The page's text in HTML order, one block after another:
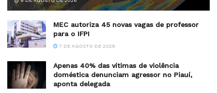
MEC autoriza 45 novas vagas de professor
para o IFPI
7 DE AGOSTO DE 2026
Apenas 40% das vítimas de violência
doméstica denunciam agressor no Piauí,
aponta delegada